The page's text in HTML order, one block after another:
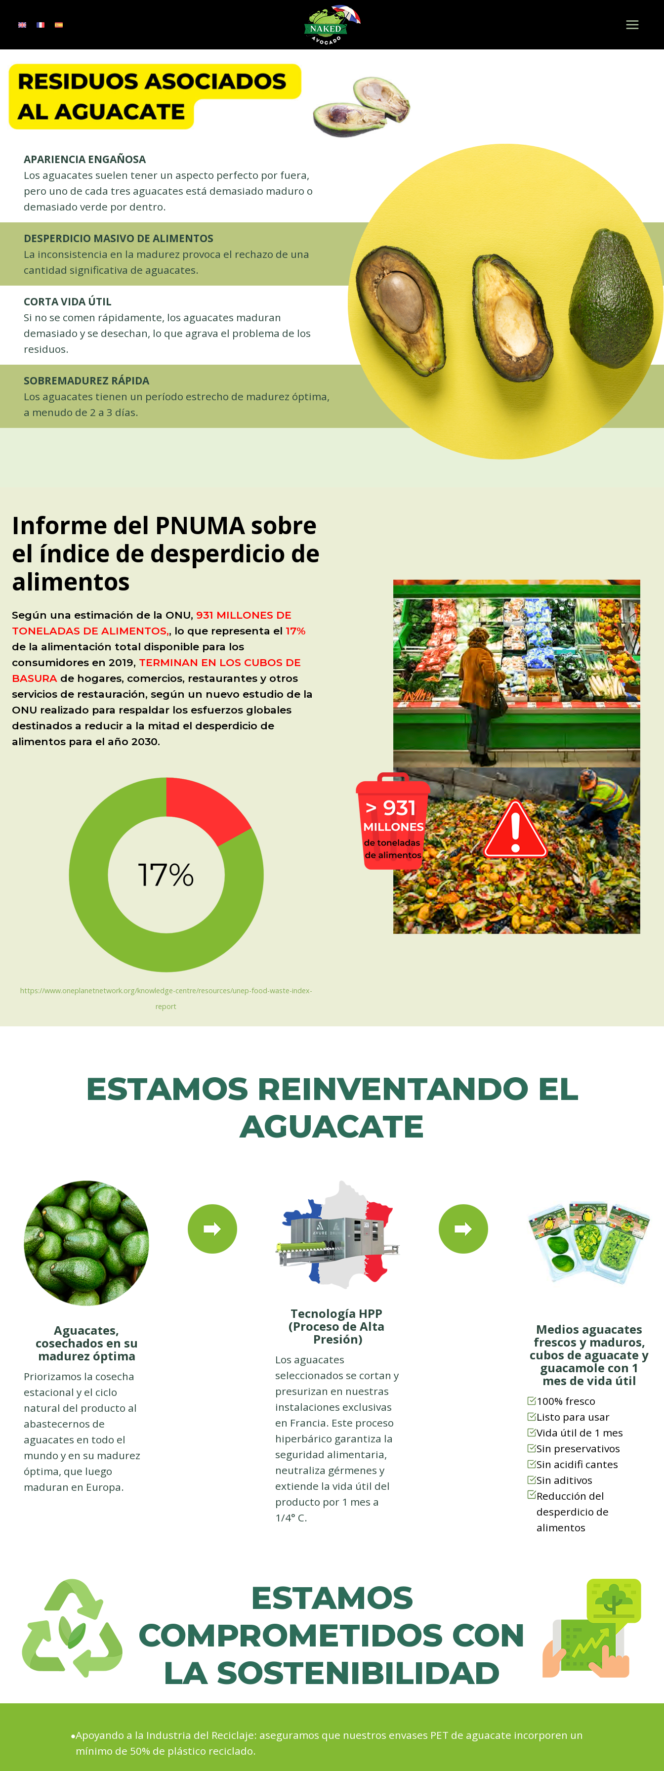
APARIENCIA ENGAÑOSA
Los aguacates suelen tener un aspecto perfecto por fuera,
pero uno de cada tres aguacates está demasiado maduro o
demasiado verde por dentro.
DESPERDICIO MASIVO DE ALIMENTOS
La inconsistencia en la madurez provoca el rechazo de una
cantidad significativa de aguacates.
CORTA VIDA ÚTIL
Si no se comen rápidamente, los aguacates maduran
demasiado y se desechan, lo que agrava el problema de los
residuos.
SOBREMADUREZ RÁPIDA
Los aguacates tienen un período estrecho de madurez óptima,
a menudo de 2 a 3 días.
Informe del PNUMA sobre
el índice de desperdicio de
alimentos
Según una estimación de la ONU, 931 MILLONES DE
TONELADAS DE ALIMENTOS,, lo que representa el 17%
de la alimentación total disponible para los
consumidores en 2019, TERMINAN EN LOS CUBOS DE
BASURA de hogares, comercios, restaurantes y otros
servicios de restauración, según un nuevo estudio de la
ONU realizado para respaldar los esfuerzos globales
destinados a reducir a la mitad el desperdicio de
alimentos para el año 2030.
https://www.oneplanetnetwork.org/knowledge-centre/resources/unep-food-waste-index-
report
ESTAMOS REINVENTANDO EL
AGUACATE
Aguacates,
cosechados en su
madurez óptima
Priorizamos la cosecha
estacional y el ciclo
natural del producto al
abastecernos de
aguacates en todo el
mundo y en su madurez
óptima, que luego
maduran en Europa.
Tecnología HPP
(Proceso de Alta
Presión)
Los aguacates
seleccionados se cortan y
presurizan en nuestras
instalaciones exclusivas
en Francia. Este proceso
hiperbárico garantiza la
seguridad alimentaria,
neutraliza gérmenes y
extiende la vida útil del
producto por 1 mes a
1/4° C.
Medios aguacates
frescos y maduros,
cubos de aguacate y
guacamole con 1
mes de vida útil
100% fresco
Listo para usar
Vida útil de 1 mes
Sin preservativos
Sin acidifi cantes
Sin aditivos
Reducción del
desperdicio de
alimentos
ESTAMOS
COMPROMETIDOS CON
LA SOSTENIBILIDAD
Apoyando a la Industria del Reciclaje: aseguramos que nuestros envases PET de aguacate incorporen un
mínimo de 50% de plástico reciclado.